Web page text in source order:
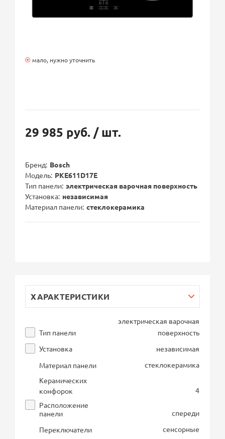
мало, нужно уточнить
29 985 руб. / шт.
Бренд Bosch
Модель PKE611D17E
Тип панели электрическая варочная поверхность
Установка независимая
Материал панели стеклокерамика
ХАРАКТЕРИСТИКИ
Тип панели
электрическая варочная
поверхность
Установка
независимая
Материал панели
стеклокерамика
Керамических
конфорок
4
Расположение
панели
спереди
Переключатели
сенсорные